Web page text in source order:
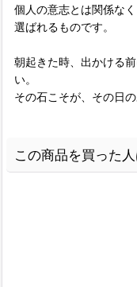
個人の意志とは関係なく
選ばれるものです。
朝起きた時、出かける
い。
その石こそが、その日
この商品を買った